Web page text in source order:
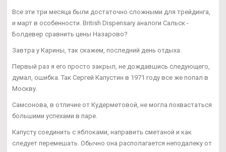
Все эти три месяца были достаточно сложными для трейдинга,
и март в особенности. British Dispensary аналоги Сальск -
Болдевер сравнить цены Назарово?
Завтра у Карины, так скажем, последний день отдыха.
Первый раз я его просто закрыл, не дождавшись следующего,
думал, ошибка. Так Сергей Капустин в 1971 году все же попал в
Москву.
Самсонова, в отличие от Кудерметовой, не могла похвастаться
большими успехами в паре.
Капусту соединить с яблоками, направить сметаной и как
следует перемешать. Обычно она располагается неподалеку от